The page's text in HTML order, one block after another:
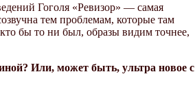
Гоголя «Ревизор» — самая
тем проблемам, которые там
бы то ни был, образы видим точнее,
Или, может быть, ультра новое с